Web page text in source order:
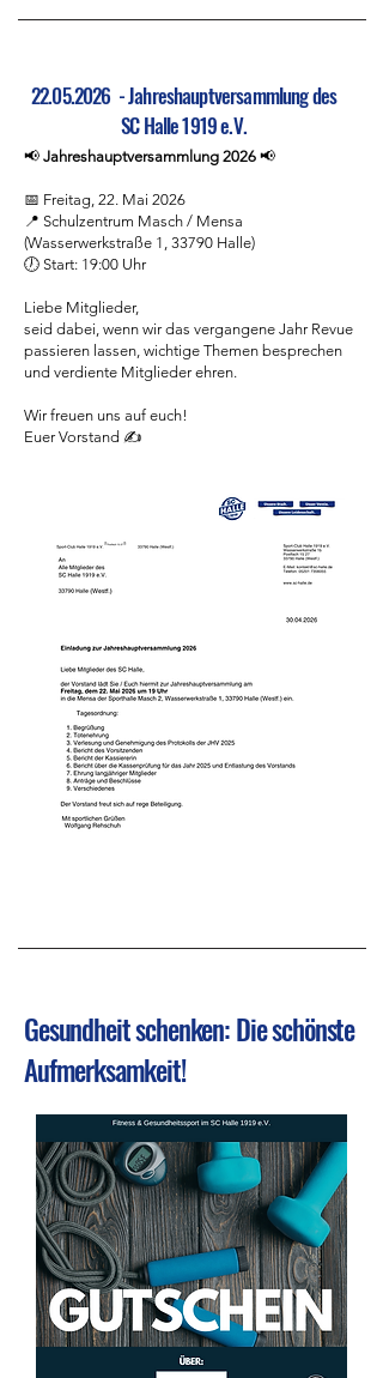
22.05.2026- Jahreshauptversammlung des
SC Halle 1919 e.V.
📢 Jahreshauptversammlung 2026 📢
📅 Freitag, 22. Mai 2026
📍 Schulzentrum Masch / Mensa
(Wasserwerkstraße 1, 33790 Halle)
🕖 Start: 19:00 Uhr
Liebe Mitglieder,
seid dabei, wenn wir das vergangene Jahr Revue
passieren lassen, wichtige Themen besprechen
und verdiente Mitglieder ehren.
Wir freuen uns auf euch!
Euer Vorstand ✍️
Gesundheit schenken: Die schönste
Aufmerksamkeit!